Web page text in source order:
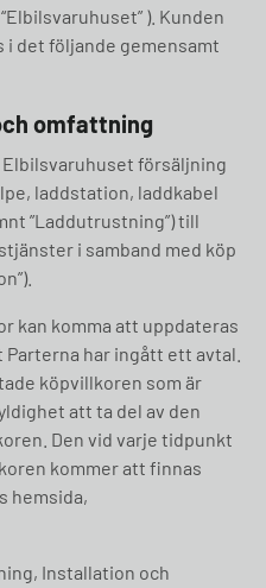
). Kunden
i det följande gemensamt
omfattning
försäljning
laddstation, laddkabel
”Laddutrustning”) till
i samband med köp
kan komma att uppdateras
har ingått ett avtal.
köpvillkoren som är
att ta del av den
Den vid varje tidpunkt
kommer att finnas
hemsida,
Installation och